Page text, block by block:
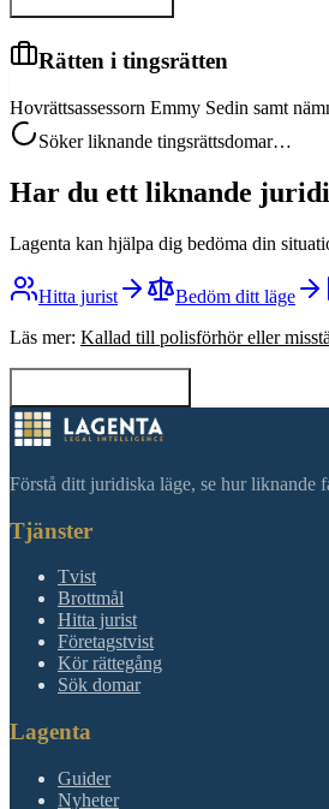
Rätten i tingsrätten
Hovrättsassessorn Emmy Sedin samt
Söker liknande tingsrättsdomar…
Har du ett liknande
Lagenta kan hjälpa dig bedöma din
Hitta jurist Bedöm ditt läge
Läs mer: Kallad till polisförhör eller
Förstå ditt juridiska läge, se hur liknande
Tjänster
Tvist
Brottmål
Hitta jurist
Företagstvist
Kör rättegång
Sök domar
Lagenta
Guider
Nyheter